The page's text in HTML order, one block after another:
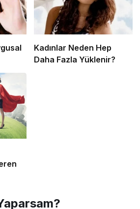
Kadınlar Neden Hep
Daha Fazla Yüklenir?